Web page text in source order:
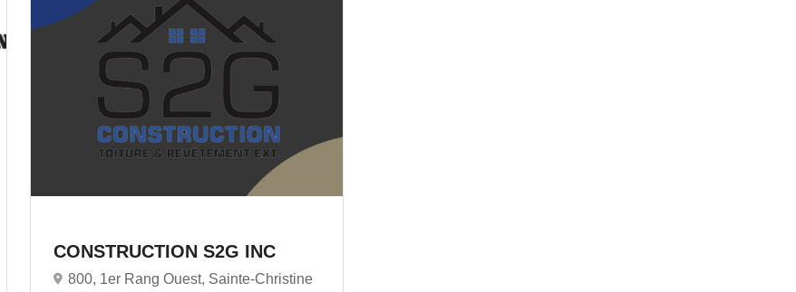
CONSTRUCTION S2G INC
800, 1er Rang Ouest, Sainte-Christine